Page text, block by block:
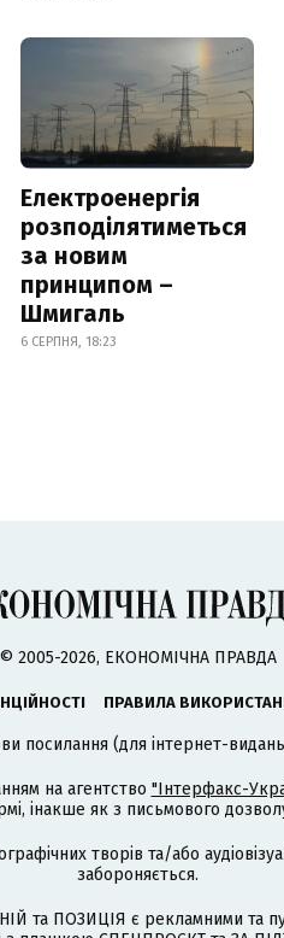
Електроенергія
розподілятиметься
за новим
принципом –
Шмигаль
6 СЕРПНЯ, 18:23
© 2005-2026, ЕКОНОМІЧНА ПРАВДА
ПРАВИЛА
посилання (для інтернет-
на агентство "Інтерфакс-
інакше як з письмового
творів та/або
забороняється.
та ПОЗИЦІЯ є рекламними та